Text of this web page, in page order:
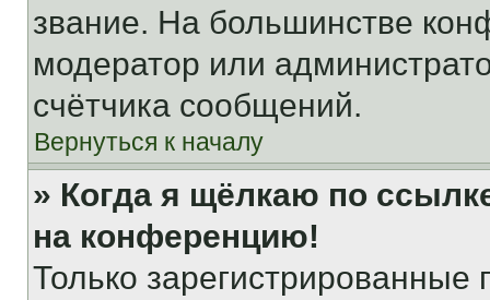
звание. На большинстве
модератор или
счётчика сообщений.
Вернуться к началу
» Когда я щёлкаю по
на конференцию!
Только зарегистрированные